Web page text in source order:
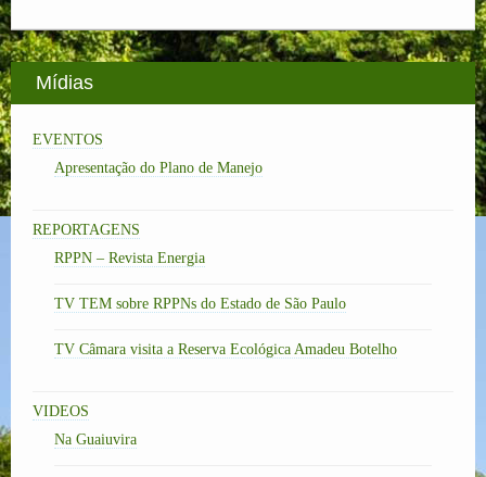
Mídias
EVENTOS
Apresentação do Plano de Manejo
REPORTAGENS
RPPN – Revista Energia
TV TEM sobre RPPNs do Estado de São Paulo
TV Câmara visita a Reserva Ecológica Amadeu Botelho
VIDEOS
Na Guaiuvira